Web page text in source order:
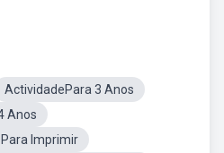
ActividadePara 3 Anos
Anos
Imprimir